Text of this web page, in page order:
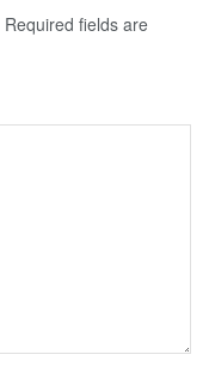
Required fields are